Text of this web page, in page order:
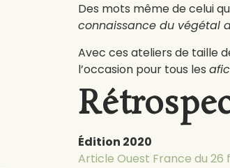
Des mots même de celui
connaissance du végétal
Avec ces ateliers de taille
l’occasion pour tous les
Édition 2020
Article Ouest France du 26